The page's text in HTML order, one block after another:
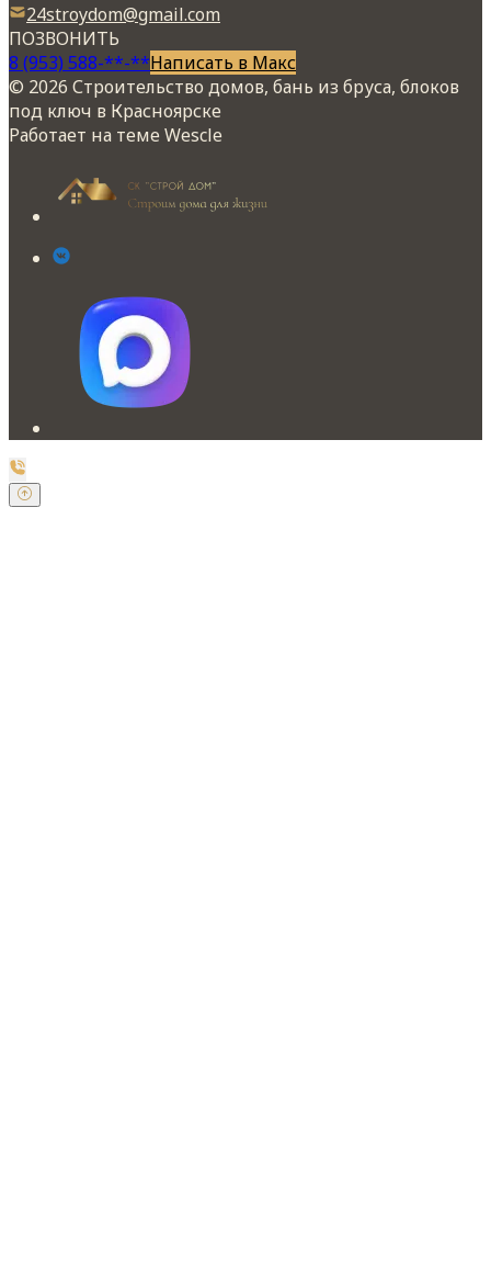
24stroydom@gmail.com
ПОЗВОНИТЬ
8 (953) 588-**-**Написать в Макс
© 2026 Строительство домов, бань из бруса, блоков
под ключ в Красноярске
Работает на теме Wescle